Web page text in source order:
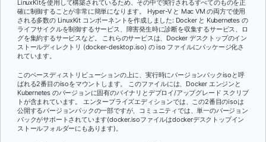
LinuxKitを使用して構築されているため、その中で実行されるすべてのものを正
確に制御することが非常に簡単になります。 Hyper-V と Mac VM の両方で使用
される多数の LinuxKit コンポーネントを作成しました: Docker と Kubernetes の
ライフサイクルを制御するサービス、障害発生時に診断を収集するサービス、ロ
グを集約するサービスなど。 これらのサービスは、Docker デスクトップのイン
ストールディレクトリ (docker-desktop.iso) の iso ファイルにパッケージ化さ
れています。
このベースディストリビューションの上に、実行時にバージョンパックisoと呼
ばれる2番目のisoをマウントします。 このファイルには、Docker エンジンと
Kubernetes のバージョンに固有のバイナリとデプロイ/アップグレード スクリプ
トが含まれています。 エンタープライズエディションでは、この2番目のisoは
公開するバージョンパックの一部ですが、コミュニティでは、単一のバージョン
パックがサポートされています(docker.isoファイルはdockerデスクトップイン
ストールフォルダーにもあります)。